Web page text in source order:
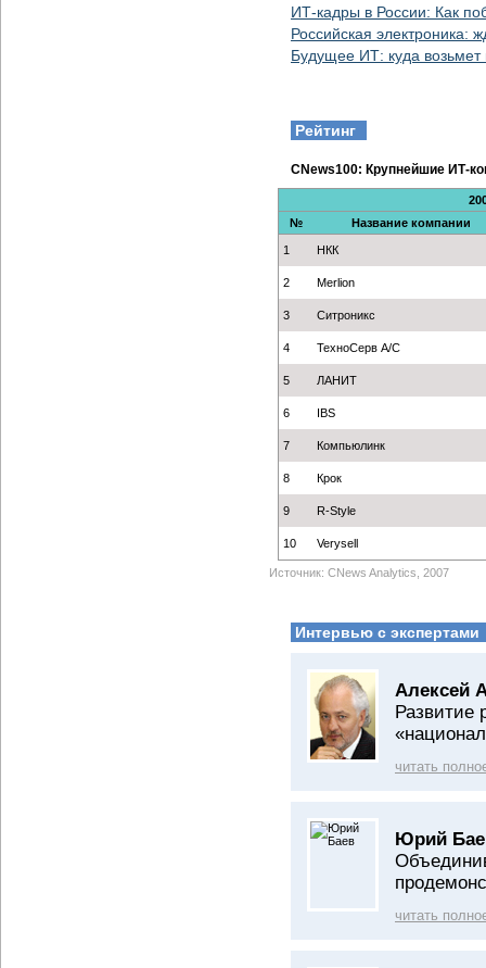
ИТ-кадры в России: Как
Российская электроника:
Будущее ИТ: куда возьмет
Рейтинг
CNews100: Крупнейшие ИТ-
№
Название компании
1 НКК
2 Merlion
3 Ситроникс
4 ТехноСерв А/С
5 ЛАНИТ
6 IBS
7 Компьюлинк
8 Крок
9 R-Style
10 Verysell
Источник: CNews Analytics, 2007
Интервью с экспертами
Алексей
Развитие
читать
Юрий
читать